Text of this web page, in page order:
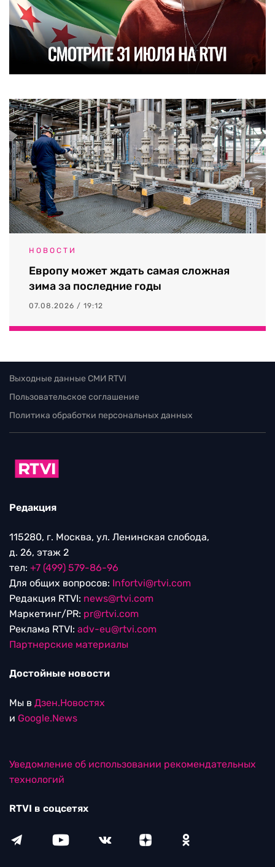
НОВОСТИ
Европу может ждать самая сложная
зима за последние годы
07.08.2026 / 19:12
Выходные данные СМИ RTVI
Пользовательское соглашение
Политика обработки персональных данных
Редакция
115280, г. Москва, ул. Ленинская слобода,
д. 26, этаж 2
тел: +7 (499) 579-86-96
Для общих вопросов: Infortvi@rtvi.com
Редакция RTVI: news@rtvi.com
Маркетинг/PR: pr@rtvi.com
Реклама RTVI: adv-eu@rtvi.com
Партнерские материалы
Достойные новости
Мы в Дзен.Новостях
и Google.News
Уведомление об использовании рекомендательных
технологий
RTVI в соцсетях